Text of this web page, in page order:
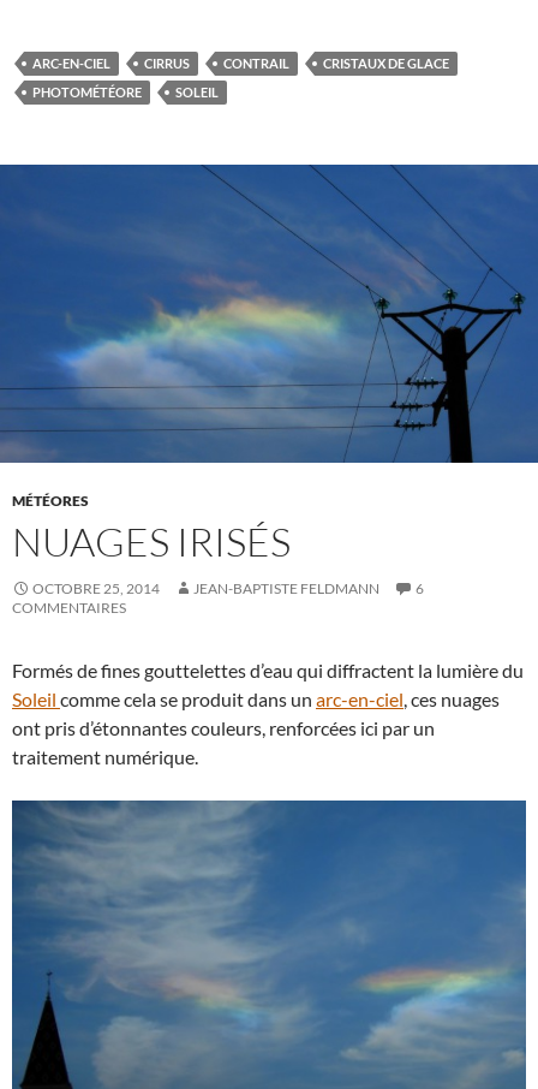
ARC-EN-CIEL CIRRUS CONTRAIL
CRISTAUX DE GLACE
PHOTOMÉTÉORE
SOLEIL
MÉTÉORES
NUAGES IRISÉS
OCTOBRE 25, 2014 JEAN-BAPTISTE FELDMANN
6
COMMENTAIRES
Formés de fines gouttelettes d’eau qui diffractent la lumière du
Soleil comme cela se produit dans un arc-en-ciel , ces nuages
ont pris d’étonnantes couleurs, renforcées ici par un
traitement numérique.